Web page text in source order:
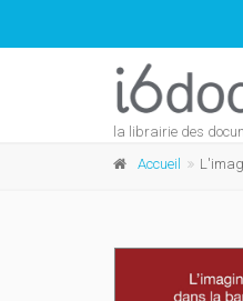
la librairie des
Accueil